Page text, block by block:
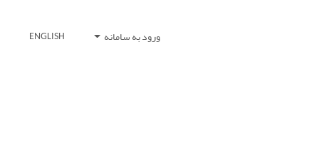
ورود به سامانه ENGLISH